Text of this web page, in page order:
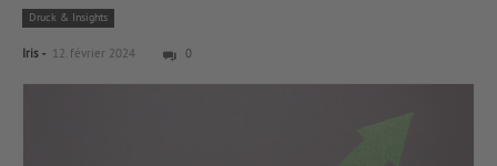
Druck & Insights
Iris - 12. février 2024 0